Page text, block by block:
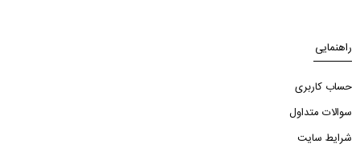
راهنمایی
حساب کاربری
سوالات متداول
شرایط سایت